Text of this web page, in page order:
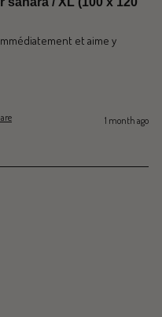
et aime y
1 month ago